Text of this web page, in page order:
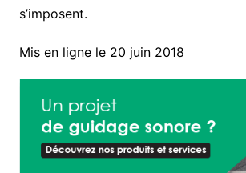
s’imposent.
Mis en ligne le 20 juin 2018